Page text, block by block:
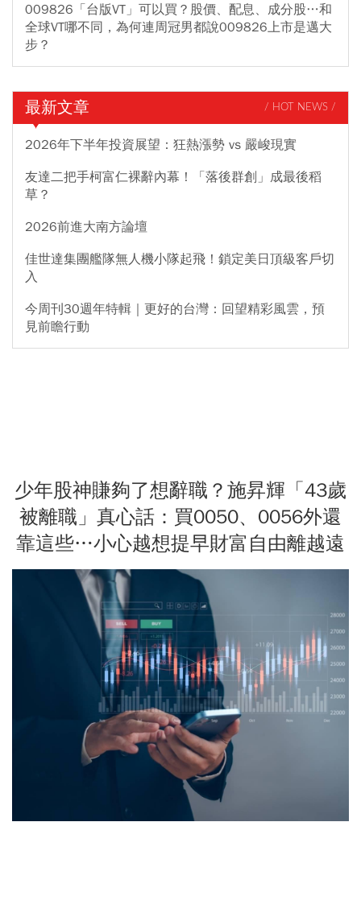
009826「台版VT」可以買？股價、配息、成分股…和
全球VT哪不同，為何連周冠男都說009826上市是邁大
步？
最新文章 / HOT NEWS /
2026年下半年投資展望：狂熱漲勢 vs 嚴峻現實
友達二把手柯富仁裸辭內幕！「落後群創」成最後稻
草？
2026前進大南方論壇
佳世達集團艦隊無人機小隊起飛！鎖定美日頂級客戶切
入
今周刊30週年特輯｜更好的台灣：回望精彩風雲，預
見前瞻行動
少年股神賺夠了想辭職？施昇輝「43歲
被離職」真心話：買0050、0056外還
靠這些…小心越想提早財富自由離越遠